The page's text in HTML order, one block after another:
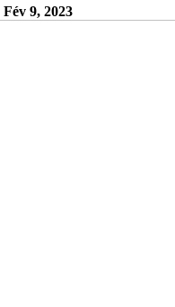
Fév 9, 2023